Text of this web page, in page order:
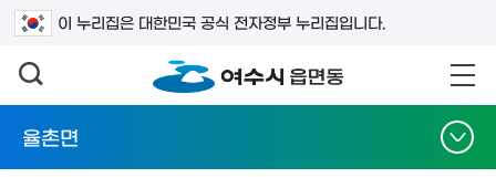
이 누리집은 대한민국 공식 전자정부 누리집입니다.
검색어를 입력하세요
율촌면